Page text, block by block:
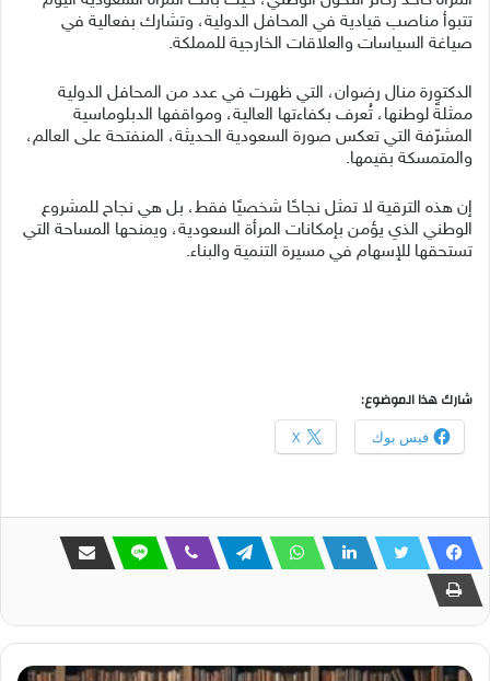
تتبوأ مناصب قيادية في المحافل الدولية، وتشارك بفعالية في
صياغة السياسات والعلاقات الخارجية للمملكة.
الدكتورة منال رضوان، التي ظهرت في عدد من المحافل الدولية
ممثلةً لوطنها، تُعرف بكفاءتها العالية، ومواقفها الدبلوماسية
المشرّفة التي تعكس صورة السعودية الحديثة، المنفتحة على العالم،
والمتمسكة بقيمها.
إن هذه الترقية لا تمثل نجاحًا شخصيًا فقط، بل هي نجاح للمشروع
الوطني الذي يؤمن بإمكانات المرأة السعودية، ويمنحها المساحة التي
تستحقها للإسهام في مسيرة التنمية والبناء.
شارك هذا الموضوع:
فيس بوك X